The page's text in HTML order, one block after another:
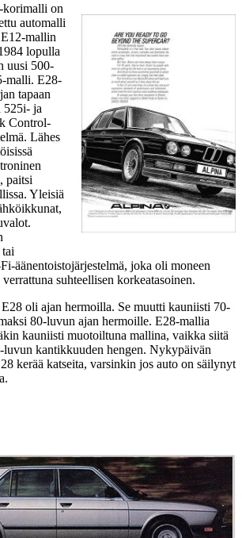
-korimalli on
automalli
mallin
lopulla
uusi 500-
malli. E28-
tapaan
525i- ja
Control-
Lähes
paitsi
Yleisiä
äänentoistojärjestelmä, joka oli moneen
suhteellisen korkeatasoinen.
oli ajan hermoilla. Se muutti kauniisti 70-
80-luvun ajan hermoille. E28-mallia
kauniisti muotoiltuna mallina, vaikka siitä
luvun kantikkuuden hengen. Nykypäivän
kerää katseita, varsinkin jos auto on säilynyt